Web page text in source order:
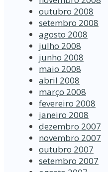
outubro 2008
setembro 2008
agosto 2008
julho 2008
junho 2008
maio 2008
abril 2008
março 2008
fevereiro 2008
janeiro 2008
dezembro 2007
novembro 2007
outubro 2007
setembro 2007